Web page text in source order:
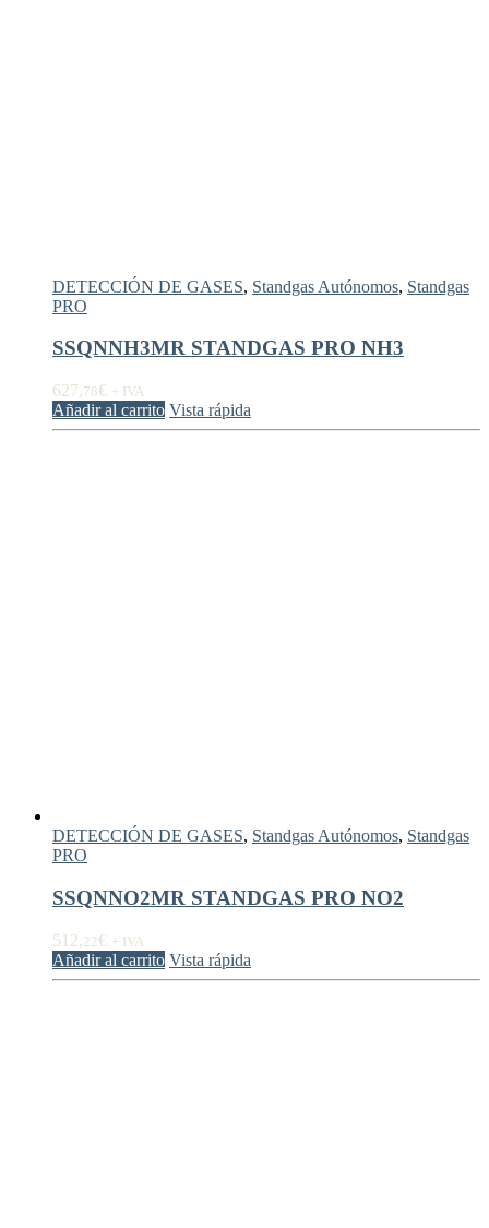
DETECCIÓN DE GASES, Standgas Autónomos, Standgas
PRO
SSQNNH3MR STANDGAS PRO NH3
627,78€ + IVA
Añadir al carrito Vista rápida
DETECCIÓN DE GASES, Standgas Autónomos, Standgas
PRO
SSQNNO2MR STANDGAS PRO NO2
512,22€ + IVA
Añadir al carrito Vista rápida